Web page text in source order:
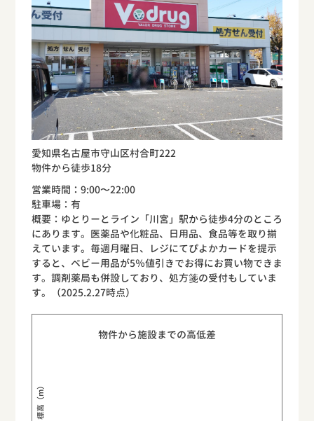
愛知県名古屋市守山区村合町222
物件から徒歩18分
営業時間：9:00〜22:00
駐車場：有
概要：ゆとりーとライン「川宮」駅から徒歩4分のところ
にあります。医薬品や化粧品、日用品、食品等を取り揃
えています。毎週月曜日、レジにてぴよかカードを提示
すると、ベビー用品が5％値引きでお得にお買い物できま
す。調剤薬局も併設しており、処方箋の受付もしていま
す。（2025.2.27時点）
物件から施設までの高低差
標高（m）